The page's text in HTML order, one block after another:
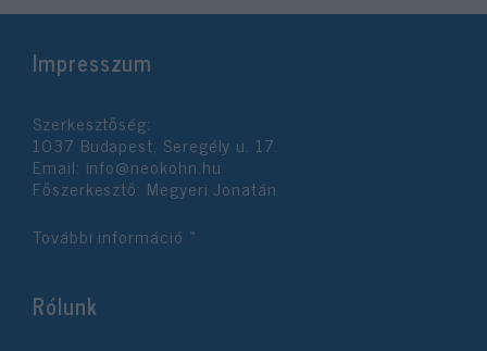
Impresszum
Szerkesztőség:
1037 Budapest, Seregély u. 17.
Email: info@neokohn.hu
Főszerkesztő: Megyeri Jonatán
További információ »
Rólunk